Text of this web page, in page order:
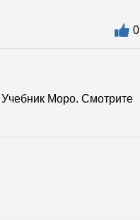
0
Моро. Смотрите